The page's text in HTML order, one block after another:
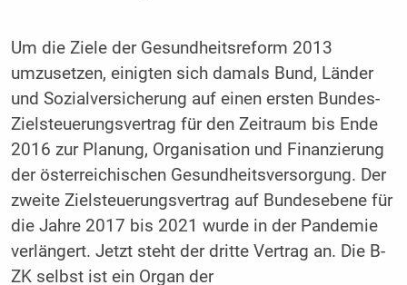
Um die Ziele der Gesundheitsreform 2013
umzusetzen, einigten sich damals Bund, Länder
und Sozialversicherung auf einen ersten Bundes-
Zielsteuerungsvertrag für den Zeitraum bis Ende
2016 zur Planung, Organisation und Finanzierung
der österreichischen Gesundheitsversorgung. Der
zweite Zielsteuerungsvertrag auf Bundesebene für
die Jahre 2017 bis 2021 wurde in der Pandemie
verlängert. Jetzt steht der dritte Vertrag an. Die B-
ZK selbst ist ein Organ der